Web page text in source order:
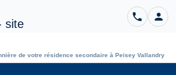
phone person
de votre résidence secondaire à Peisey Vallandry